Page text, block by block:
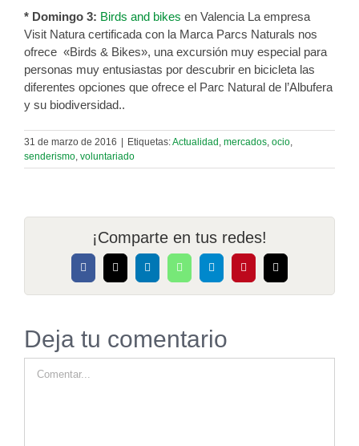
* Domingo 3: Birds and bikes en Valencia La empresa
Visit Natura certificada con la Marca Parcs Naturals nos
ofrece «Birds & Bikes», una excursión muy especial para
personas muy entusiastas por descubrir en bicicleta las
diferentes opciones que ofrece el Parc Natural de l’Albufera
y su biodiversidad..
31 de marzo de 2016 Etiquetas:Actualidad , mercados, ocio,
senderismo, voluntariado
¡Comparte en tus redes!
Facebook
X LinkedInWhatsAppTelegramPinterestCorreo
electrónico
Deja tu comentario